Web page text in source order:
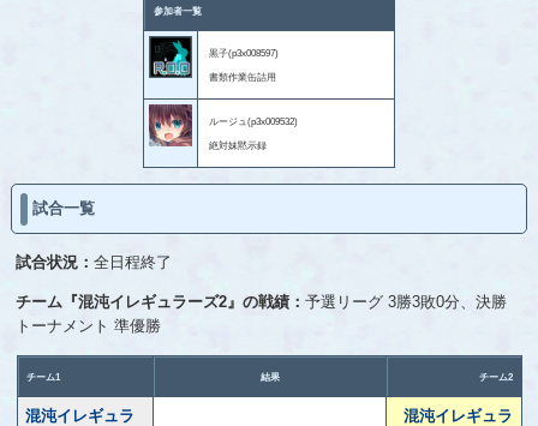
参加者一覧
黒子(p3x008597)
書類作業缶詰用
ルージュ(p3x009532)
絶対妹黙示録
試合一覧
試合状況：全日程終了
チーム『混沌イレギュラーズ2』の戦績：予選リーグ 3勝3敗0分、決勝
トーナメント 準優勝
チーム1 結果 チーム2
混沌イレギュラ
混沌イレギュラ